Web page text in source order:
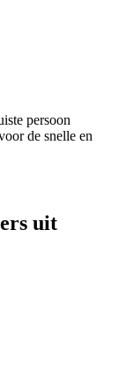
persoon
de snelle en
uit